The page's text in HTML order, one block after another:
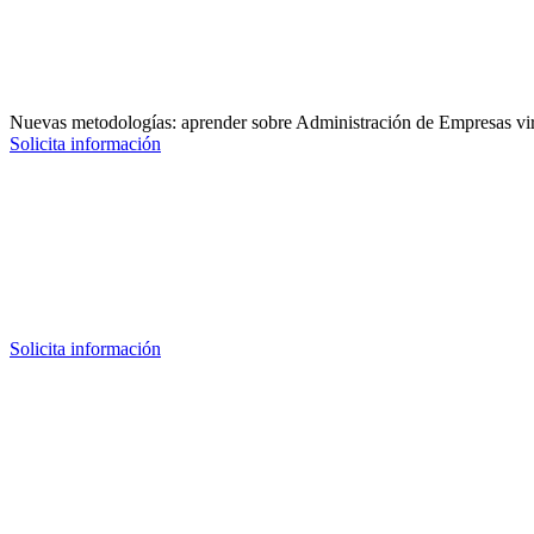
Nuevas metodologías: aprender sobre Administración de Empresas
Solicita información
Solicita información